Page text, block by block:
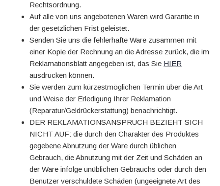
Rechtsordnung.
Auf alle von uns angebotenen Waren wird Garantie in
der gesetzlichen Frist geleistet.
Senden Sie uns die fehlerhafte Ware zusammen mit
einer Kopie der Rechnung an die Adresse zurück, die im
Reklamationsblatt angegeben ist, das Sie HIER
ausdrucken können.
Sie werden zum kürzestmöglichen Termin über die Art
und Weise der Erledigung Ihrer Reklamation
(Reparatur/Geldrückerstattung) benachrichtigt.
DER REKLAMATIONSANSPRUCH BEZIEHT SICH
NICHT AUF: die durch den Charakter des Produktes
gegebene Abnutzung der Ware durch üblichen
Gebrauch, die Abnutzung mit der Zeit und Schäden an
der Ware infolge unüblichen Gebrauchs oder durch den
Benutzer verschuldete Schäden (ungeeignete Art des